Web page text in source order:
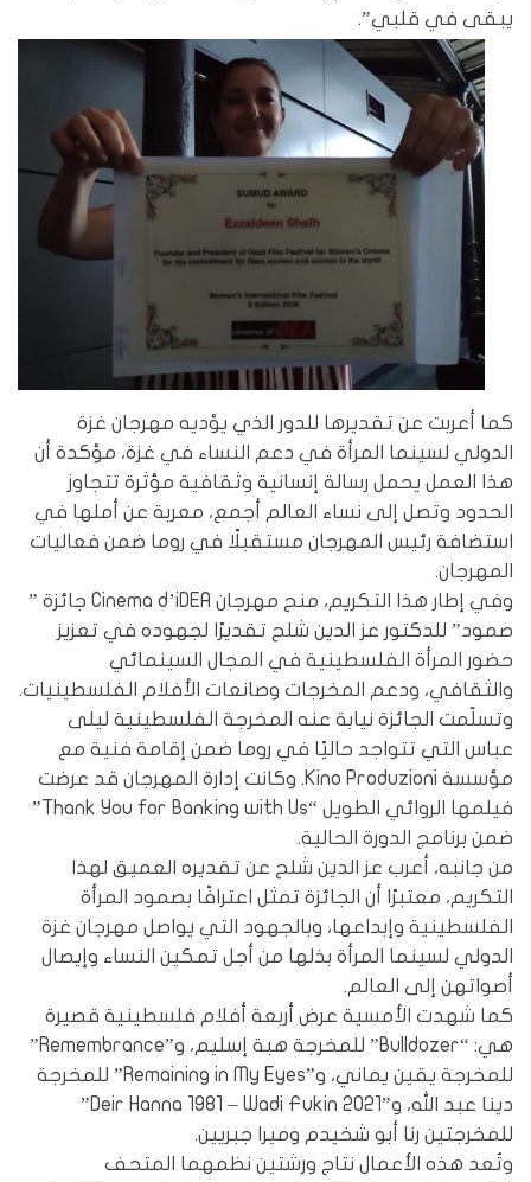
يبقى في قلبي”.
كما أعربت عن تقديرها للدور الذي يؤديه مهرجان غزة
الدولي لسينما المرأة في دعم النساء في غزة، مؤكدة أن
هذا العمل يحمل رسالة إنسانية وثقافية مؤثرة تتجاوز
الحدود وتصل إلى نساء العالم أجمع، معربة عن أملها في
استضافة رئيس المهرجان مستقبلًا في روما ضمن فعاليات
المهرجان.
وفي إطار هذا التكريم، منح مهرجان Cinema d’iDEA جائزة ”
صمود” للدكتور عز الدين شلح تقديرًا لجهوده في تعزيز
حضور المرأة الفلسطينية في المجال السينمائي
والثقافي، ودعم المخرجات وصانعات الأفلام الفلسطينيات.
وتسلّمت الجائزة نيابة عنه المخرجة الفلسطينية ليلى
عباس التي تتواجد حاليًا في روما ضمن إقامة فنية مع
مؤسسة Kino Produzioni. وكانت إدارة المهرجان قد عرضت
فيلمها الروائي الطويل “Thank You for Banking with Us”
ضمن برنامج الدورة الحالية.
من جانبه، أعرب عز الدين شلح عن تقديره العميق لهذا
التكريم، معتبرًا أن الجائزة تمثل اعترافًا بصمود المرأة
الفلسطينية وإبداعها، وبالجهود التي يواصل مهرجان غزة
الدولي لسينما المرأة بذلها من أجل تمكين النساء وإيصال
أصواتهن إلى العالم.
كما شهدت الأمسية عرض أربعة أفلام فلسطينية قصيرة
هي: “Bulldozer” للمخرجة هبة إسليم، و”Remembrance”
للمخرجة يقين يماني، و”Remaining in My Eyes” للمخرجة
دينا عبد الله، و”Deir Hanna 1981 – Wadi Fukin 2021”
للمخرجتين رنا أبو شخيدم وميرا جبريين.
وتُعد هذه الأعمال نتاج ورشتين نظمهما المتحف